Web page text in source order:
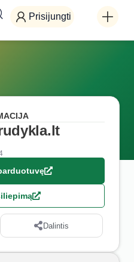
Prisijungti
Dalintis